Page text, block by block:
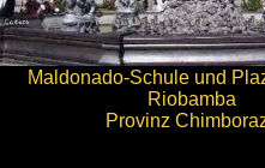
Maldonado-Schule und
Riobamba
Provinz